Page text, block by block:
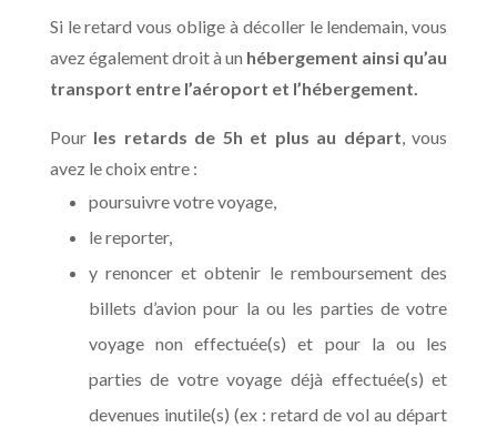
Si le retard vous oblige à décoller le lendemain,vous
avez également droit à un hébergement ainsi qu’au
transport entre l’aéroport et l’hébergement.
Pourles retards de 5h et plus au départ, vous
avez le choix entre :
poursuivre votre voyage,
le reporter,
y renoncer et obtenir le remboursement des
billets d’avion pour la ou les parties de votre
voyage non effectuée(s) et pour la ou les
parties de votre voyage déjà effectuée(s) et
devenues inutile(s) (ex : retard de vol au départ